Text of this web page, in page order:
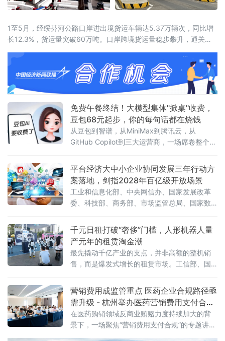
1至5月，经绥芬河公路口岸进出境货运车辆达5.37万辆次，同比增
长12.3%，货运量突破60万吨。口岸跨境货运量稳步攀升，通关车
免费午餐终结！大模型集体"掀桌"收费，
豆包68元起步，你的每句话都在烧钱
从豆包到智谱，从MiniMax到腾讯云，从
GitHub Copilot到三大运营商，一场席卷整个AI
时代"最后的残垣。《人民日报》今日刊发读者
点题文章，直指核心之问：大模型收费，合理
吗？答案藏在一组令人咋舌的数字里。一、账
单爆发：日均140万亿
平台经济大中小企业协同发展三年行动方
案落地，剑指2028年百亿级开放场景
工业和信息化部、中央网信办、国家发展改革
委、科技部、商务部、市场监管总局、国家数
业协同发展行动方案（2026—2028年）》（工
信部联信管〔2026〕119号），以系统性制度
设计打通大中小企业融通堵点，为平台经济转
型升级按下"加速键"。关键数据亮眼：三批清
单、百个试点、六十个场景方案明确，到2028
千元日租打破“奢侈”门槛，人形机器人量
产元年的租赁淘金潮
最先撬动千亿产业的支点，并非高额的整机销
售，而是爆发式增长的租赁市场。工信部、国
2026年度人形机器人与具身智能实
营销费用成监管重点 医药企业合规路径亟
需升级 - 杭州举办医药营销费用支付合规
专题讲座
在医药购销领域反商业贿赂力度持续加大的背
景下，一场聚焦“营销费用支付合规”的专题讲座